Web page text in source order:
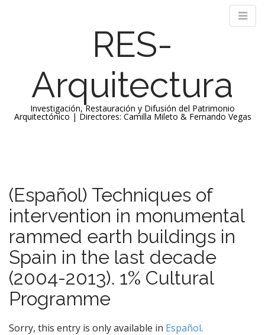
RES-
Arquitectura
Investigación, Restauración y Difusión del Patrimonio
Arquitectónico | Directores: Camilla Mileto & Fernando Vegas
n
m
e
n
u
t
o
o
n
t
e
n
t
(Español) Techniques of
intervention in monumental
rammed earth buildings in
Spain in the last decade
(2004-2013). 1% Cultural
Programme
Sorry, this entry is only available in Español.